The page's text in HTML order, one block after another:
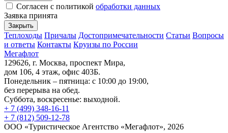
Согласен с политикой обработки данных
Заявка принята
Закрыть
Теплоходы Причалы Достопримечательности Статьи Вопросы
и ответы Контакты Круизы по России
Мегафлот
129626, г. Москва, проспект Мира,
дом 106, 4 этаж, офис 403Б.
Понедельник – пятница: с 10:00 до 19:00,
без перерыва на обед.
Суббота, воскресенье: выходной.
+ 7 (499) 348-16-11
+ 7 (812) 509-12-78
ООО «Туристическое Агентство «Мегафлот», 2026